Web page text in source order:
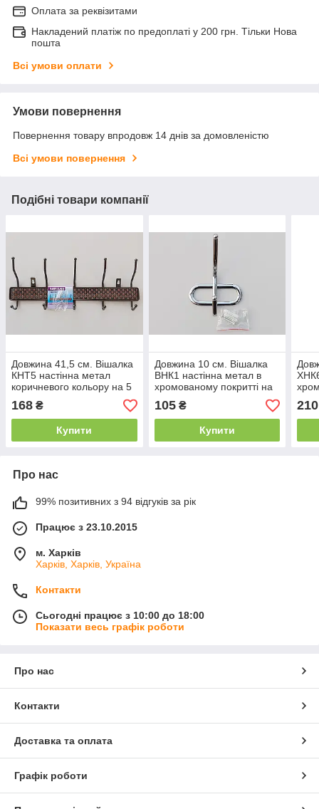
Оплата за реквізитами
Накладений платіж по предоплаті у 200 грн. Тільки Нова
пошта
Всі умови оплати
Умови повернення
Повернення товару впродовж 14 днів за домовленістю
Всі умови повернення
Подібні товари компанії
Довжина 41,5 см. Вішалка
КНТ5 настінна метал
коричневого кольору на 5
гачків
168 ₴
Купити
Довжина 10 см. Вішалка
ВНК1 настінна метал в
хромованому покритті на
1 гачок
105₴
Купити
210
Про нас
99% позитивних з 94 відгуків за рік
Працює з 23.10.2015
м. Харків
Харків, Харків, Україна
Контакти
Сьогодні працює з 10:00 до 18:00
Показати весь графік роботи
Про нас
Контакти
Доставка та оплата
Графік роботи